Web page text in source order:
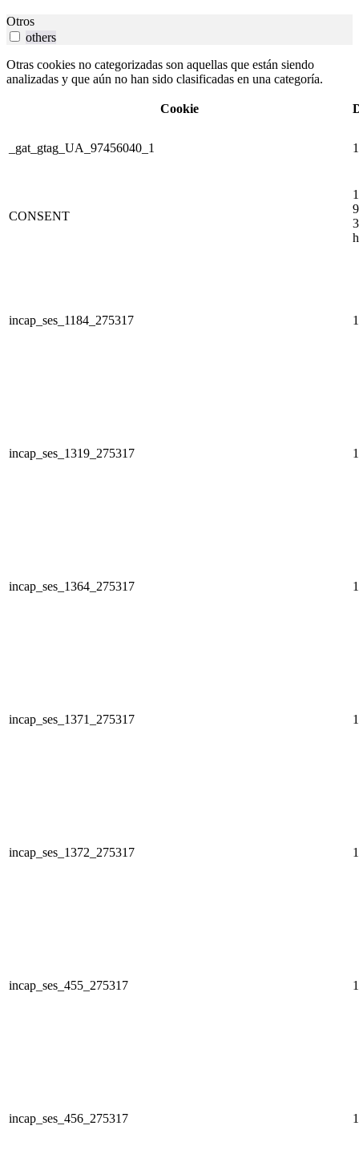
Otros
others
Otras cookies no categorizadas son aquellas que están siendo
analizadas y que aún no han sido clasificadas en una categoría.
Cookie
_gat_gtag_UA_97456040_1
CONSENT
incap_ses_1184_275317
incap_ses_1319_275317
incap_ses_1364_275317
incap_ses_1371_275317
incap_ses_1372_275317
incap_ses_455_275317
incap_ses_456_275317